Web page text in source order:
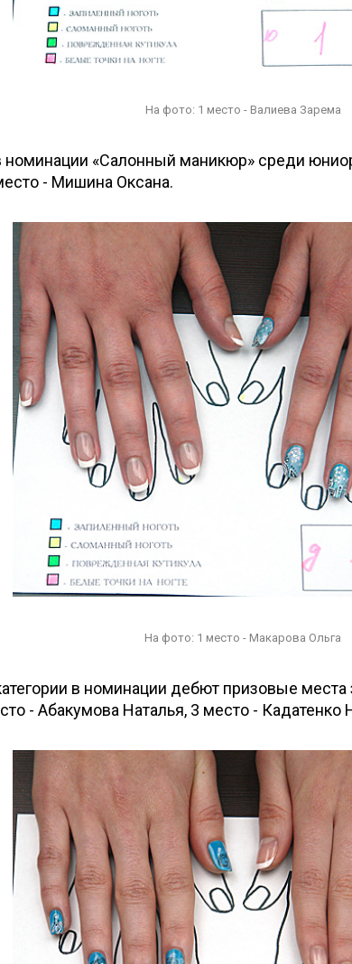
На фото: 1 место - Валиева Зарема
«Салонный маникюр» среди
- Мишина Оксана.
На фото: 1 место - Макарова Ольга
в номинации дебют призовые
- Абакумова Наталья, 3 место - Кадатенко